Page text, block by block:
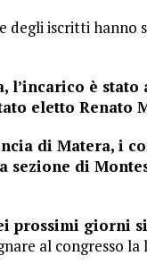
degli iscritti hanno
l’incarico è
eletto Renato
di Matera, i
sezione di
prossimi giorni
al congresso la